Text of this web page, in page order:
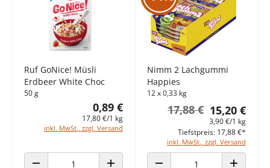
Ruf GoNice! Müsli
Erdbeer White Choc
50 g
0,89 €
17,80 €/1 kg
inkl. MwSt., zzgl. Versand
Nimm 2 Lachgummi
Happies
12 x 0,33 kg
15,20 €
17,88 €
3,90 €/1 kg
inkl. MwSt., zzgl. Versand
Tiefstpreis: 17,88 €*